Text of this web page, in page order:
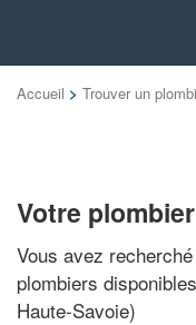
Accueil > Trouver un
Votre
Vous avez
plombiers
Haute-Savoie)